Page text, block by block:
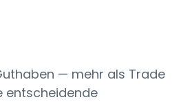
— mehr als Trade
entscheidende